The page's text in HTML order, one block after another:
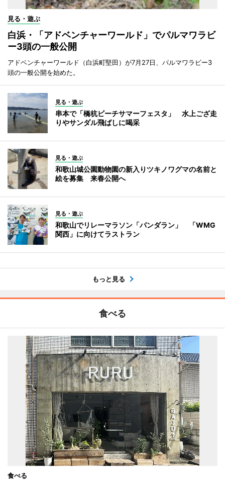
見る・遊ぶ
白浜・「アドベンチャーワールド」でパルマワラビ
ー3頭の一般公開
アドベンチャーワールド（白浜町堅田）が7月27日、パルマワラビー3
頭の一般公開を始めた。
見る・遊ぶ
串本で「橋杭ビーチサマーフェスタ」 水上ござ走
りやサンダル飛ばしに喝采
見る・遊ぶ
和歌山城公園動物園の新入りツキノワグマの名前と
絵を募集 来春公開へ
見る・遊ぶ
和歌山でリレーマラソン「パンダラン」 「WMG
関西」に向けてラストラン
もっと見る
食べる
食べる